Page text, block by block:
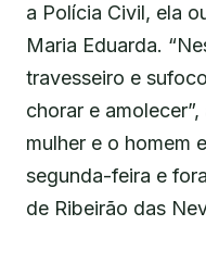
a Polícia Civil, ela
Maria Eduarda.
travesseiro e
chorar e
mulher e o homem
segunda-feira e
de Ribeirão das